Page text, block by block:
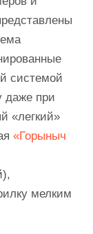
системой
даже при
«легкий»
«Горыныч
мелким